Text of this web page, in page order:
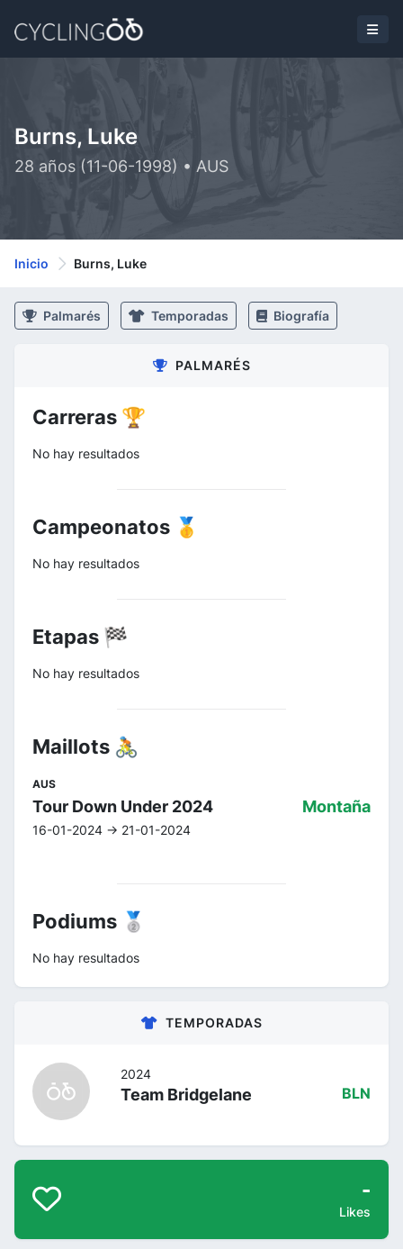
Burns, Luke
28 años (11-06-1998) • AUS
Inicio Burns, Luke
Palmarés Temporadas Biografía
PALMARÉS
Carreras 🏆
No hay resultados
Campeonatos 🥇
No hay resultados
Etapas 🏁
No hay resultados
Maillots 🚴
AUS
Tour Down Under 2024
16-01-2024 -> 21-01-2024
Montaña
Podiums 🥈
No hay resultados
TEMPORADAS
2024
Team Bridgelane BLN
-
Likes